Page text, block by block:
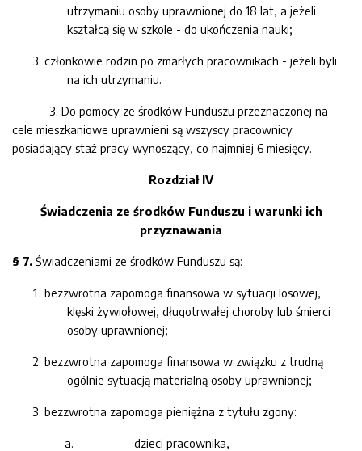
utrzymaniu osoby uprawnionej do 18 lat, a jeżeli
kształcą się w szkole - do ukończenia nauki;
członkowie rodzin po zmarłych pracownikach - jeżeli byli
na ich utrzymaniu.
3. Do pomocy ze środków Funduszu przeznaczonej na
cele mieszkaniowe uprawnieni są wszyscy pracownicy
posiadający staż pracy wynoszący, co najmniej 6 miesięcy.
Rozdział IV
Świadczenia ze środków Funduszu i warunki ich
przyznawania
§ 7. Świadczeniami ze środków Funduszu są:
bezzwrotna zapomoga finansowa w sytuacji losowej,
klęski żywiołowej, długotrwałej choroby lub śmierci
osoby uprawnionej;
bezzwrotna zapomoga finansowa w związku z trudną
ogólnie sytuacją materialną osoby uprawnionej;
bezzwrotna zapomoga pieniężna z tytułu zgony:
dzieci pracownika,